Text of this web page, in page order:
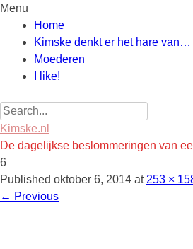
Menu
content
Home
Kimske denkt er het hare van…
Moederen
I like!
Search
for:
Kimske.nl
De dagelijkse beslommeringen van
6
Published oktober 6, 2014 at 253 ×
← Previous